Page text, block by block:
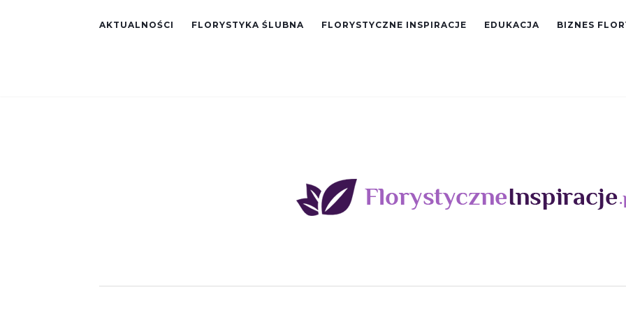
AKTUALNOŚCI FLORYSTYKA ŚLUBNA FLORYSTYCZNE INSPIRACJE EDUKACJA BIZNES